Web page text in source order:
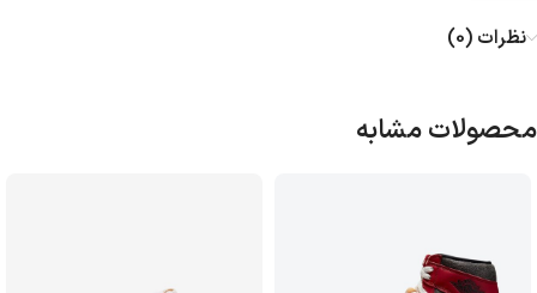
نظرات (0)
محصولات مشابه